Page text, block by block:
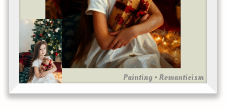
Painting • Romanticism